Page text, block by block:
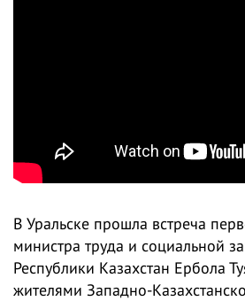
В Уральске прошла встреча
министра труда и социальной
Республики Казахстан Ербола
жителями Западно-